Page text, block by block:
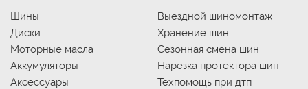
Шины
Диски
Моторные масла
Аккумуляторы
Аксессуары
Выездной шиномонтаж
Хранение шин
Сезонная смена шин
Нарезка протектора шин
Техпомощь при дтп